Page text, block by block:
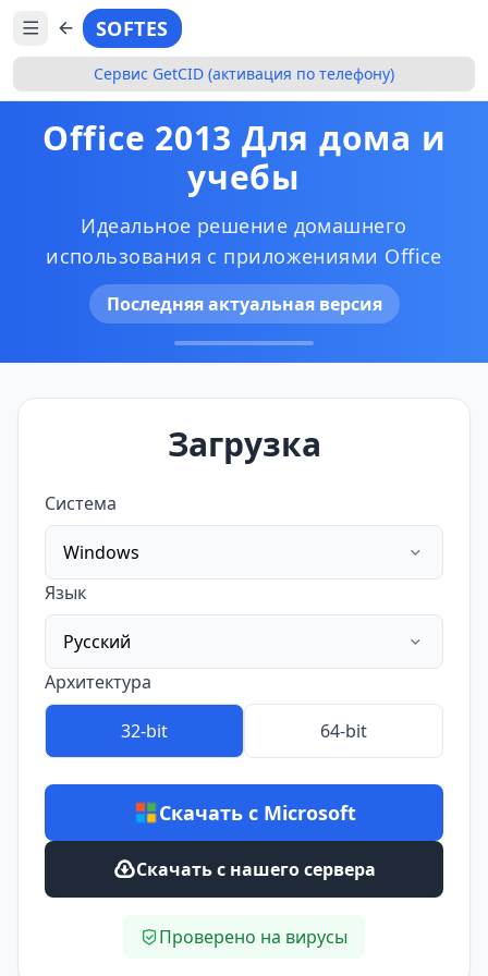
SOFTES
Сервис GetCID (активация по телефону)
Office 2013 Для дома и
учебы
Идеальное решение домашнего
использования с приложениями Office
Последняя актуальная версия
Загрузка
Система
Windows
Язык
Русский
Архитектура
32-bit 64-bit
Скачать с Microsoft
Скачать с нашего сервера
Проверено на вирусы